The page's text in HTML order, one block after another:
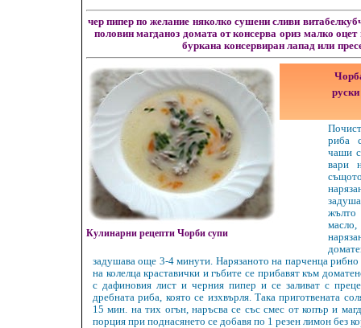
чер пипер по желание няколко сушени сливи
половин магданоз домата от консерва ориз малко оцет
буркана консервиран лапад или
Кулинарни рецепти Чорби супи
риба
чаши
вари
задушава още 3-4 минути. Нарязаното на парченца рибно
на колелца краставички и гъбите се прибавят към
с дафиновия лист и черния пипер и се заливат с
дребната риба, която се изхвърля. Така приготвената
15 мин. на тих огън, наръсва се със смес от копър и
порция при поднасянето се добавя по 1 резен лимон без